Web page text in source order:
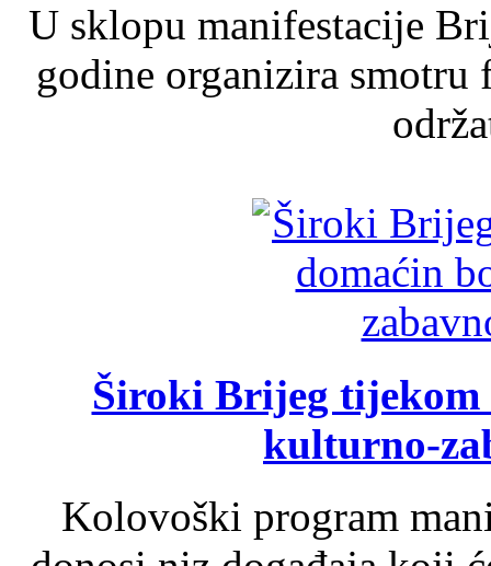
U sklopu manifestacije
godine organizira
Široki Brijeg tijekom
kulturno-
Kolovoški program